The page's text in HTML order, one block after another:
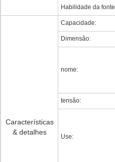
Habilidade da fonte
Características
& detalhes
Capacidade:
Dimensão:
nome:
tensão:
Use: